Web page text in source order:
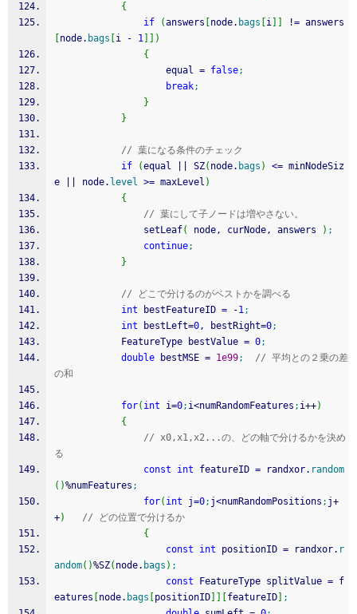
{
if
(answers node. bags i != answers
node. bags i - 1
)
{
					equal
= false;
break;
}
}
// 葉になる条件のチェック
if
(equal SZ( node. bags ) <= minNodeSiz
e
node. level >= maxLevel )
{
// 葉にして子ノードは増やさない。
				setLeaf
( node, curNode, answers ) ;
continue;
}
// どこで分けるのがベストかを調べる
int bestFeatureID = -1;
int bestLeft=0, bestRight=0;
			FeatureType bestValue
= 0;
double bestMSE = 1e99;
// 平均との２乗の差
の和
for( int i=0; i<numRandomFeatures ; i++)
{
// x0,x1,x2...の、どの軸で分けるかを決め
る
const
int featureID = randxor. random
( )%numFeatures ;
for( int j=0; j<numRandomPositions ; j+
+)
// どの位置で分けるか
{
const
int positionID = randxor. r
andom( )%SZ( node. bags ) ;
const FeatureType splitValue = f
eatures
node. bags positionID featureID
;